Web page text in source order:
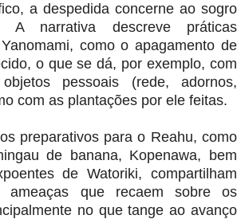
a despedida concerne ao sogro
A narrativa descreve práticas
como o apagamento de
o que se dá, por exemplo, com
pessoais (rede, adornos,
com as plantações por ele feitas.
preparativos para o Reahu, como
de banana, Kopenawa, bem
de Watoriki, compartilham
ameaças que recaem sobre os
no que tange ao avanço